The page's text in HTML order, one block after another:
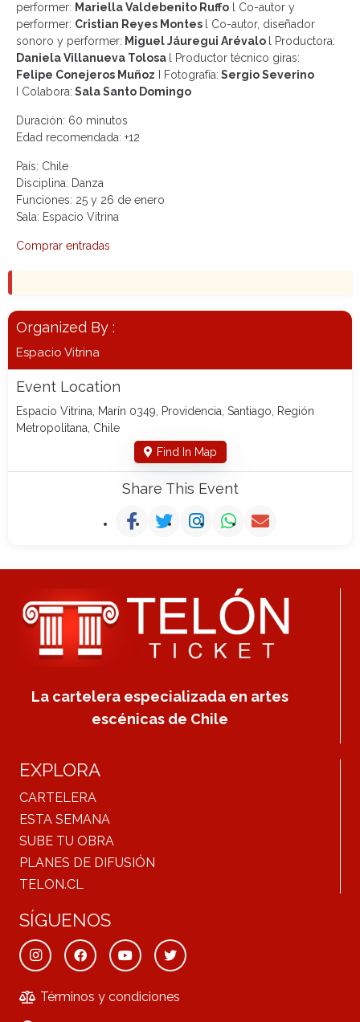
performer: Mariella Valdebenito Ruffo l Co-autor y
performer: Cristian Reyes Montes
l Co-autor, diseñador
sonoro y performer: Miguel Jáuregui Arévalo
l Productora:
Daniela Villanueva Tolosa
l Productor técnico giras:
Felipe Conejeros Muñoz I Fotografía: Sergio Severino
Colabora: Sala Santo Domingo
Duración: 60 minutos
Edad recomendada: +12
País: Chile
Disciplina: Danza
Funciones: 25 y 26 de enero
Sala: Espacio Vitrina
Comprar entradas
Organized By :
Espacio Vitrina
Event Location
Espacio Vitrina, Marín 0349, Providencia, Santiago, Región
Metropolitana, Chile
Find In Map
Share This Event
La cartelera especializada en artes
escénicas de Chile
EXPLORA
CARTELERA
ESTA SEMANA
SUBE TU OBRA
PLANES DE DIFUSIÓN
TELON.CL
SÍGUENOS
Términos y condiciones